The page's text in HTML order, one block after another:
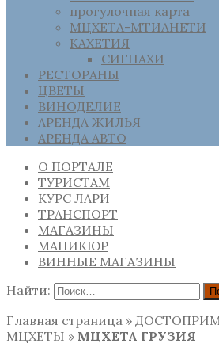
прогулочная карта
МЦХЕТА-МТИАНЕТИ
КАХЕТИЯ
СИГНАХИ
РЕСТОРАНЫ
ЦВЕТЫ
ВИНОДЕЛИЕ
АРЕНДА ЖИЛЬЯ
АРЕНДА АВТО
О ПОРТАЛЕ
ТУРИСТАМ
КУРС ЛАРИ
ТРАНСПОРТ
МАГАЗИНЫ
МАНИКЮР
ВИННЫЕ МАГАЗИНЫ
Найти:
Главная страница »
МЦХЕТЫ » МЦХЕТА ГРУЗИЯ